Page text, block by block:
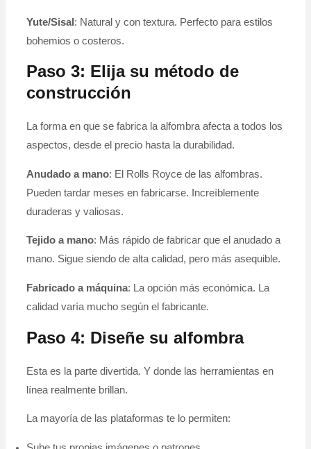
Yute/Sisal : Natural y con textura. Perfecto para estilos
bohemios o costeros.
Paso 3: Elija su método de
construcción
La forma en que se fabrica la alfombra afecta a todos los
aspectos, desde el precio hasta la durabilidad.
Anudado a mano: El Rolls Royce de las alfombras.
Pueden tardar meses en fabricarse. Increíblemente
duraderas y valiosas.
Tejido a mano: Más rápido de fabricar que el anudado a
mano. Sigue siendo de alta calidad, pero más asequible.
Fabricado a máquina: La opción más económica. La
calidad varía mucho según el fabricante.
Paso 4: Diseñe su alfombra
Esta es la parte divertida. Y donde las herramientas en
línea realmente brillan.
La mayoría de las plataformas te lo permiten: